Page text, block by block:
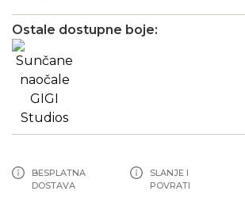
Ostale dostupne boje:
BESPLATNA
DOSTAVA
SLANJE I
POVRATI